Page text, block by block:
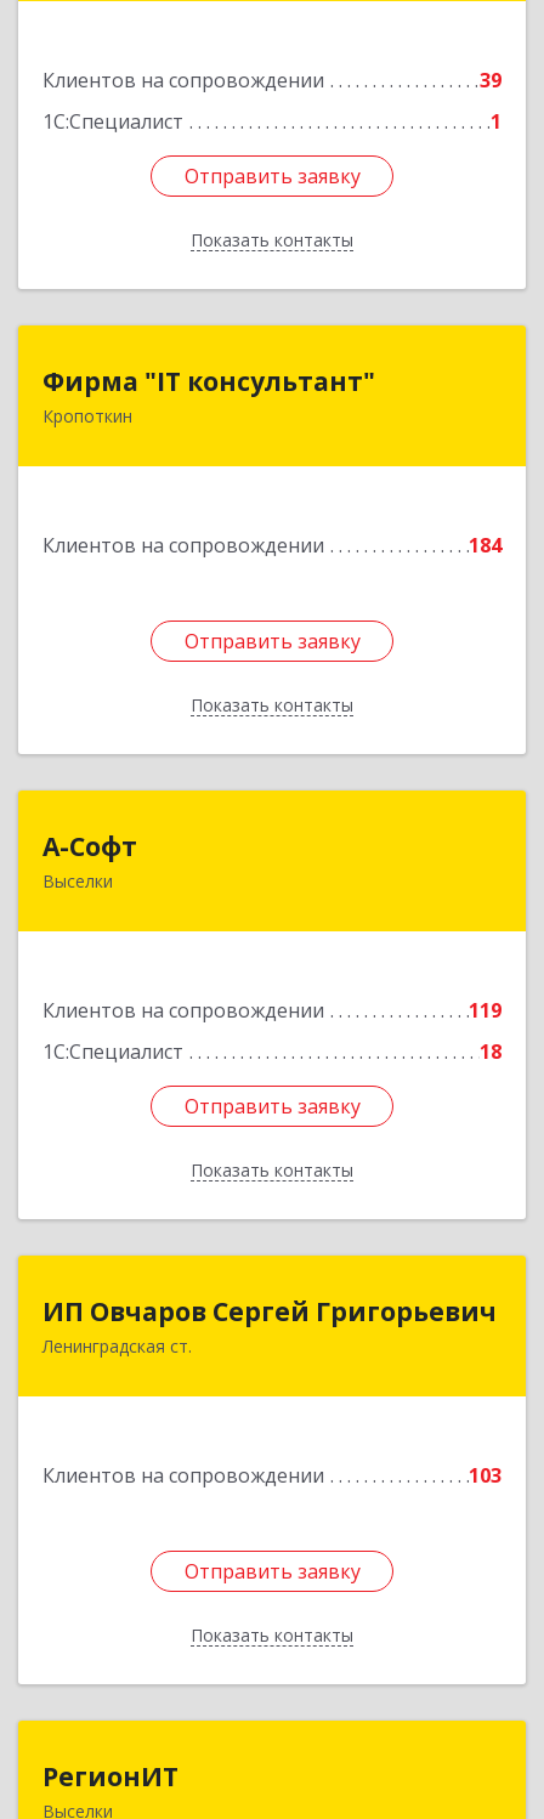
Клиентов на сопровождении
39
1С:Специалист
1
Отправить заявку
Показать контакты
Отправить заявку
Назад
Фирма "IT консультант"
Кропоткин
Клиентов на сопровождении 184
Отправить заявку
Показать контакты
352389, Краснодарский край, Кавказский р-н,
Отправить заявку
Назад
А-Софт
Выселки
Клиентов на сопровождении
119
1С:Специалист
18
Отправить заявку
Показать контакты
353100, Краснодарский край, Выселковский
Отправить заявку
Назад
ИП Овчаров Сергей Григорьевич
Ленинградская ст.
Клиентов на сопровождении 103
Отправить заявку
Показать контакты
ИП Овчаров Сергей Григорьевич
353740, Краснодарский край, Ленинградский р-
Подробнее
Отправить заявку
Назад
РегионИТ
Выселки